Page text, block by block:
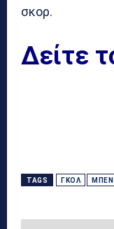
σκορ.
Δείτε
TAGS ΓΚΟΛ